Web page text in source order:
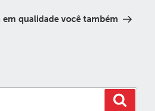
qualidade você também